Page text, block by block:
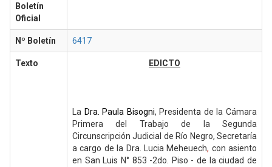
Boletín
Oficial
Nº Boletín 6417
Texto EDICTO
La Dra. Paula Bisogni, Presidenta de la Cámara
Primera del Trabajo de la Segunda
Circunscripción Judicial de Río Negro, Secretaría
a cargo de la Dra. Lucia Meheuech, con asiento
en San Luis N° 853 -2do. Piso - de la ciudad de